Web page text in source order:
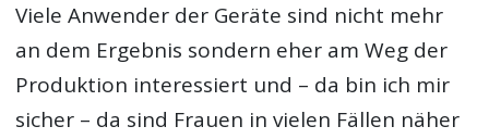
Viele Anwender der Geräte sind nicht mehr
an dem Ergebnis sondern eher am Weg der
Produktion interessiert und – da bin ich mir
sicher – da sind Frauen in vielen Fällen näher